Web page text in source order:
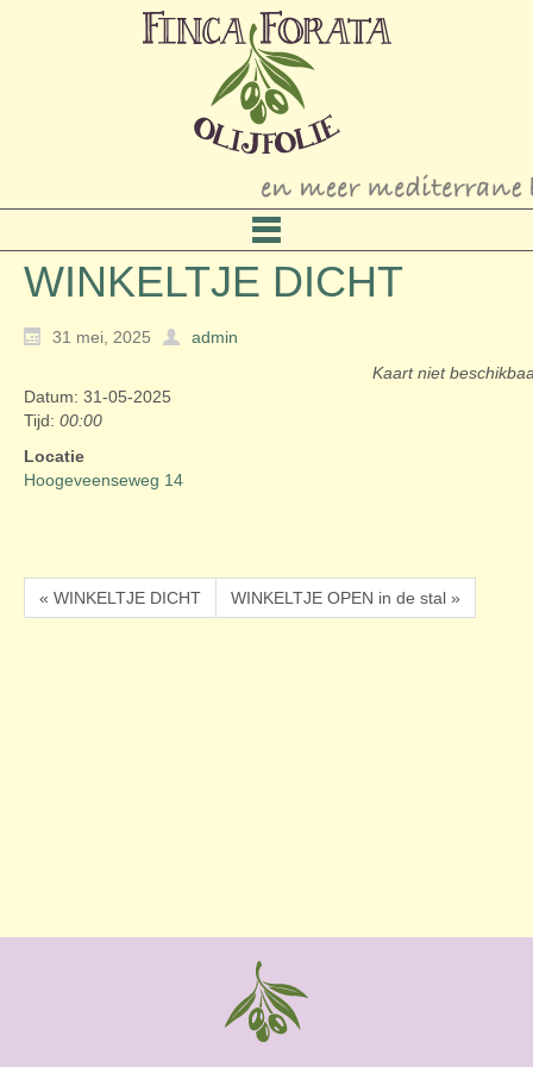
WINKELTJE DICHT
31 mei, 2025
admin
Kaart niet
Datum: 31-05-2025
Tijd: 00:00
Locatie
Hoogeveenseweg 14
« WINKELTJE DICHT WINKELTJE OPEN in de stal »